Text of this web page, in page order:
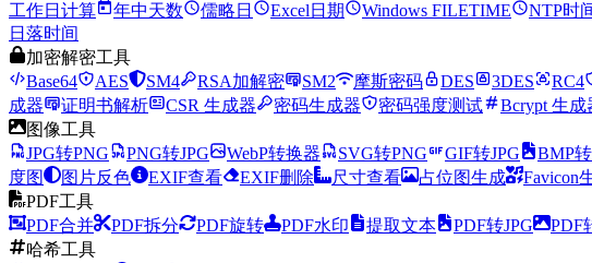
工作日计算
年中天数 儒略日 Excel日期 Windows FILETIME NTP时
日落时间
加密解密工具
Base64
AES SM4 RSA加解密 SM2 摩斯密码 DES 3DES RC4
成器
证明书解析 CSR 生成器 密码生成器 密码强度测试 Bcrypt 生成
图像工具
JPG转PNG
PNG转JPG WebP转换器 SVG转PNG GIF转JPG BMP
度图
图片反色 EXIF查看 EXIF删除 尺寸查看 占位图生成 Favicon
PDF工具
PDF合并
PDF拆分 PDF旋转 PDF水印 提取文本 PDF转JPG PDF
哈希工具